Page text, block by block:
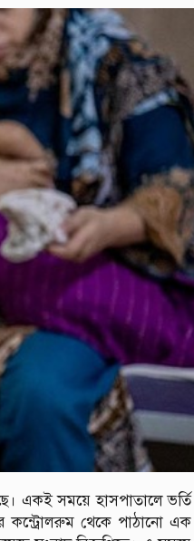
একই সময়ে হাসপাতালে ভর্তি
কন্ট্রোলরুম থেকে পাঠানো এক